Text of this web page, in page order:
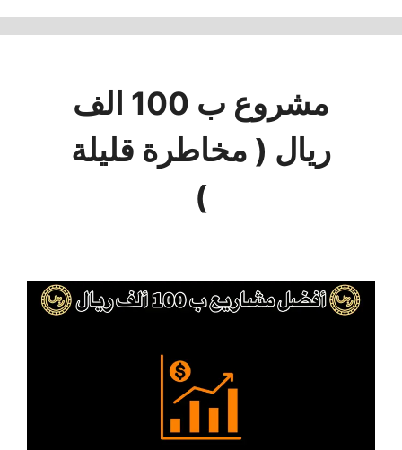
مشروع ب 100 الف
ريال ( مخاطرة قليلة
)